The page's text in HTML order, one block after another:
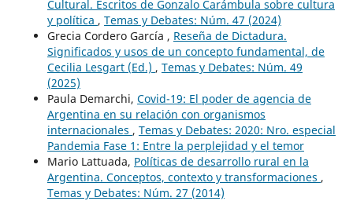
Cultural. Escritos de Gonzalo Carámbula sobre cultura
y política , Temas y Debates: Núm. 47 (2024)
Grecia Cordero García , Reseña de Dictadura.
Significados y usos de un concepto fundamental, de
Cecilia Lesgart (Ed.) , Temas y Debates: Núm. 49
(2025)
Paula Demarchi, Covid-19: El poder de agencia de
Argentina en su relación con organismos
internacionales , Temas y Debates: 2020: Nro. especial
Pandemia Fase 1: Entre la perplejidad y el temor
Mario Lattuada, Políticas de desarrollo rural en la
Argentina. Conceptos, contexto y transformaciones ,
Temas y Debates: Núm. 27 (2014)